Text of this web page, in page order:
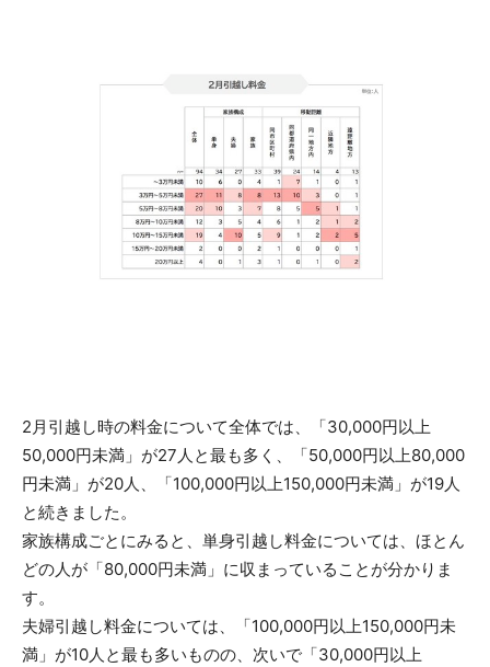
2月引越し時の料金について全体では、「30,000円以上
50,000円未満」が27人と最も多く、「50,000円以上80,000
円未満」が20人、「100,000円以上150,000円未満」が19人
と続きました。
家族構成ごとにみると、単身引越し料金については、ほとん
どの人が「80,000円未満」に収まっていることが分かりま
す。
夫婦引越し料金については、「100,000円以上150,000円未
満」が10人と最も多いものの、次いで「30,000円以上